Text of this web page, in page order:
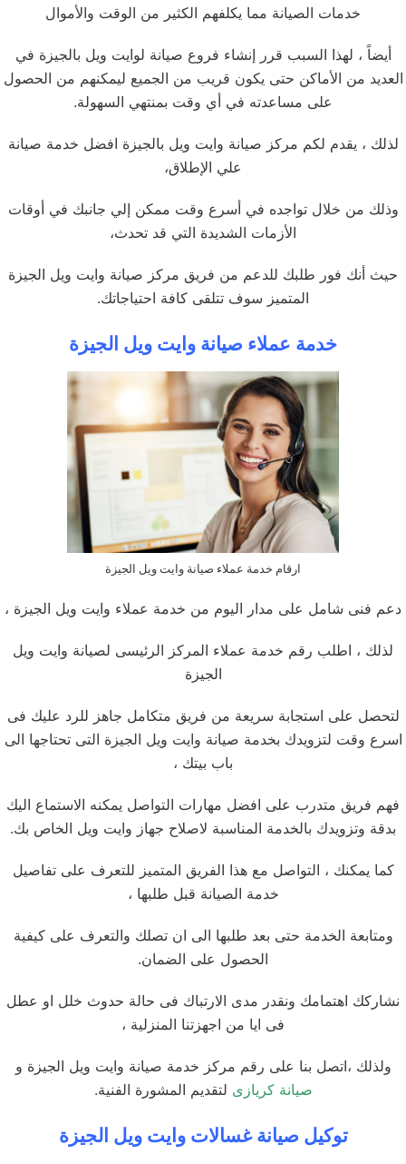
خدمات الصيانة مما يكلفهم الكثير من الوقت والأموال
أيضاً ، لهذا السبب قرر إنشاء فروع صيانة لوايت ويل بالجيزة في
العديد من الأماكن حتى يكون قريب من الجميع ليمكنهم من الحصول
على مساعدته في أي وقت بمنتهي السهولة.
لذلك ، يقدم لكم مركز صيانة وايت ويل بالجيزة افضل خدمة صيانة
علي الإطلاق،
وذلك من خلال تواجده في أسرع وقت ممكن إلي جانبك في أوقات
الأزمات الشديدة التي قد تحدث،
حيث أنك فور طلبك للدعم من فريق مركز صيانة وايت ويل الجيزة
المتميز سوف تتلقى كافة احتياجاتك.
خدمة عملاء صيانة وايت ويل الجيزة
ارقام خدمة عملاء صيانة وايت ويل الجيزة
دعم فنى شامل على مدار اليوم من خدمة عملاء وايت ويل الجيزة ،
لذلك ، اطلب رقم خدمة عملاء المركز الرئيسى لصيانة وايت ويل
الجيزة
لتحصل على استجابة سريعة من فريق متكامل جاهز للرد عليك فى
اسرع وقت لتزويدك بخدمة صيانة وايت ويل الجيزة التى تحتاجها الى
باب بيتك ،
فهم فريق متدرب على افضل مهارات التواصل يمكنه الاستماع اليك
بدقة وتزويدك بالخدمة المناسبة لاصلاح جهاز وايت ويل الخاص بك.
كما يمكنك ، التواصل مع هذا الفريق المتميز للتعرف على تفاصيل
خدمة الصيانة قبل طلبها ،
ومتابعة الخدمة حتى بعد طلبها الى ان تصلك والتعرف على كيفية
الحصول على الضمان.
نشاركك اهتمامك ونقدر مدى الارتباك فى حالة حدوث خلل او عطل
فى ايا من اجهزتنا المنزلية ،
ولذلك ،اتصل بنا على رقم مركز خدمة صيانة وايت ويل الجيزة و
صيانة كريازى لتقديم المشورة الفنية.
توكيل صيانة غسالات وايت ويل الجيزة